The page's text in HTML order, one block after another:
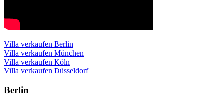
Villa verkaufen Berlin
Villa verkaufen München
Villa verkaufen Köln
Villa verkaufen Düsseldorf
Berlin